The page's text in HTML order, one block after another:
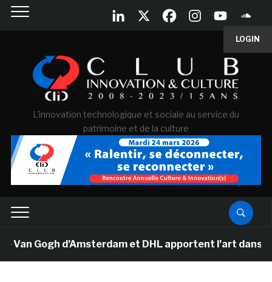
LOGIN
L'innovation technologique et sociale au service du
patrimoine et de la culture
Van Gogh d’Amsterdam et DHL apportent l’art dans